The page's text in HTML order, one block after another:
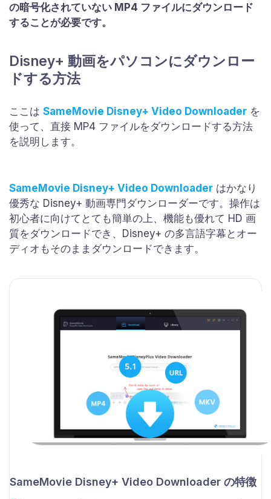
の暗号化されていない MP4 ファイルにダウンロード
することが必要です。
Disney+ 動画をパソコンにダウンロー
ドする方法
ここは SameMovie Disney+ Video Downloader を
使って、直接 MP4 ファイルをダウンロードする方法
を説明します。
SameMovie Disney+ Video Downloader はかなり
優秀な Disney+ 動画専門ダウンローダーです。操作は
初心者に向けてとても簡単の上、機能も優れて HD 画
質をダウンロードでき、Disney+ の多言語字幕とオー
ディオもそのままダウンロードできます。
SameMovie Disney+ Video Downloader の特徴